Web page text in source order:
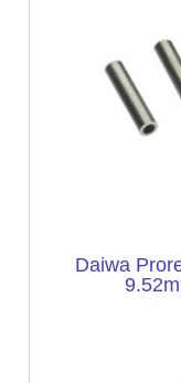
Daiwa